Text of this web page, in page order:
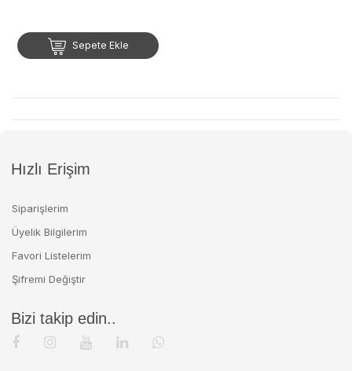
Sepete Ekle
Hızlı Erişim
Siparişlerim
Üyelik Bilgilerim
Favori Listelerim
Şifremi Değiştir
Bizi takip edin..